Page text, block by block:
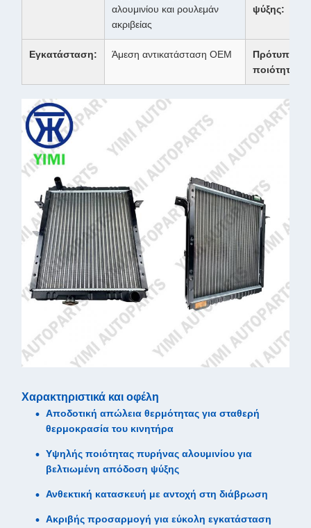
αλουμινίου και ρουλεμάν
ακριβείας
ψύξης:
Εγκατάσταση: Άμεση αντικατάσταση OEM
Πρότυπο
ποιότητας:
Χαρακτηριστικά και οφέλη
Αποδοτική απώλεια θερμότητας για σταθερή
θερμοκρασία του κινητήρα
Υψηλής ποιότητας πυρήνας αλουμινίου για
βελτιωμένη απόδοση ψύξης
Ανθεκτική κατασκευή με αντοχή στη διάβρωση
Ακριβής προσαρμογή για εύκολη εγκατάσταση